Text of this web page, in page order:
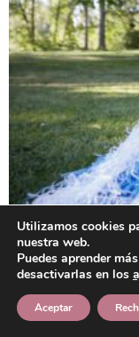
Utilizamos cookies
nuestra web.
Puedes aprender
desactivarlas en los
Aceptar